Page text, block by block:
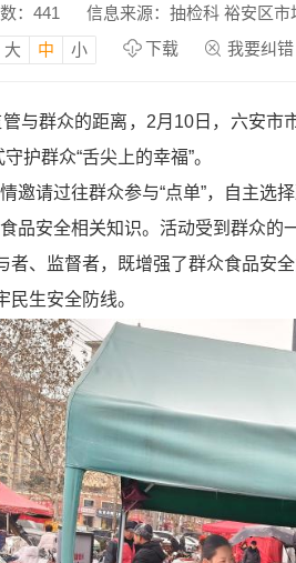
： 441 信息来源：抽检科 裕安区市
大 中 小 下载 我要纠错
与群众的距离，2月10日，六安
护群众“舌尖上的幸福”。
邀请过往群众参与“点单”，自主
品安全相关知识。活动受到群众的
者、监督者，既增强了群众食品
民生安全防线。